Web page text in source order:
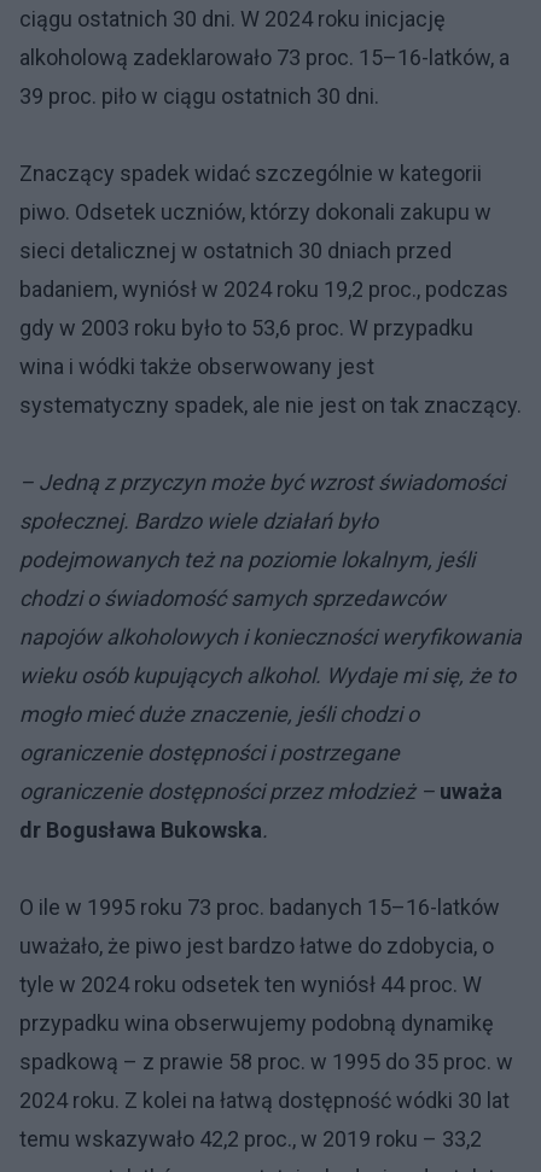
ciągu ostatnich 30 dni. W 2024 roku inicjację
alkoholową zadeklarowało 73 proc. 15–16-latków, a
39 proc. piło w ciągu ostatnich 30 dni.
Znaczący spadek widać szczególnie w kategorii
piwo. Odsetek uczniów, którzy dokonali zakupu w
sieci detalicznej w ostatnich 30 dniach przed
badaniem, wyniósł w 2024 roku 19,2 proc., podczas
gdy w 2003 roku było to 53,6 proc. W przypadku
wina i wódki także obserwowany jest
systematyczny spadek, ale nie jest on tak znaczący.
– Jedną z przyczyn może być wzrost świadomości
społecznej. Bardzo wiele działań było
podejmowanych też na poziomie lokalnym, jeśli
chodzi o świadomość samych sprzedawców
napojów alkoholowych i konieczności weryfikowania
wieku osób kupujących alkohol. Wydaje mi się, że to
mogło mieć duże znaczenie, jeśli chodzi o
ograniczenie dostępności i postrzegane
ograniczenie dostępności przez młodzież – uważa
dr Bogusława Bukowska.
O ile w 1995 roku 73 proc. badanych 15–16-latków
uważało, że piwo jest bardzo łatwe do zdobycia, o
tyle w 2024 roku odsetek ten wyniósł 44 proc. W
przypadku wina obserwujemy podobną dynamikę
spadkową – z prawie 58 proc. w 1995 do 35 proc. w
2024 roku. Z kolei na łatwą dostępność wódki 30 lat
temu wskazywało 42,2 proc., w 2019 roku – 33,2